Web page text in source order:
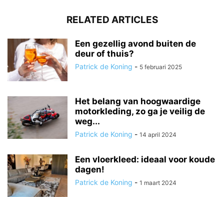
RELATED ARTICLES
Een gezellig avond buiten de
deur of thuis?
Patrick de Koning - 5 februari 2025
Het belang van hoogwaardige
motorkleding, zo ga je veilig de
weg...
Patrick de Koning - 14 april 2024
Een vloerkleed: ideaal voor koude
dagen!
Patrick de Koning - 1 maart 2024